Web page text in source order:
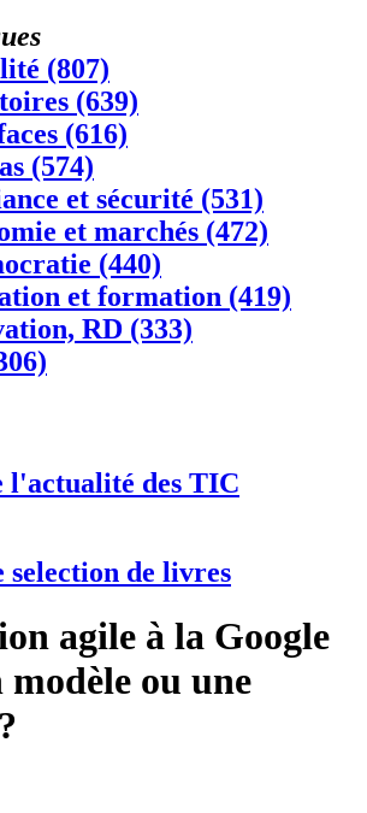
(807)
(639)
(616)
(574)
et sécurité (531)
et marchés (472)
(440)
et formation (419)
RD (333)
l'actualité des TIC
selection de livres
agile à la Google
modèle ou une